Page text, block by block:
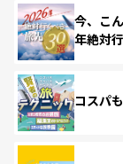
今、こ
年絶対
コスパ